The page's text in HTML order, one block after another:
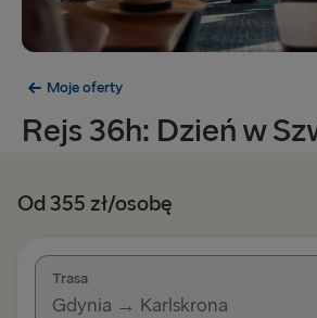
Moje oferty
Rejs 36h: Dzień w
Od 355 zł/osobę
Trasa
Gdynia → Karlskrona